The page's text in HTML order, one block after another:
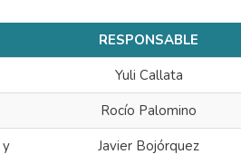
RESPONSABLE
Yuli Callata
Rocío Palomino
Javier Bojórquez